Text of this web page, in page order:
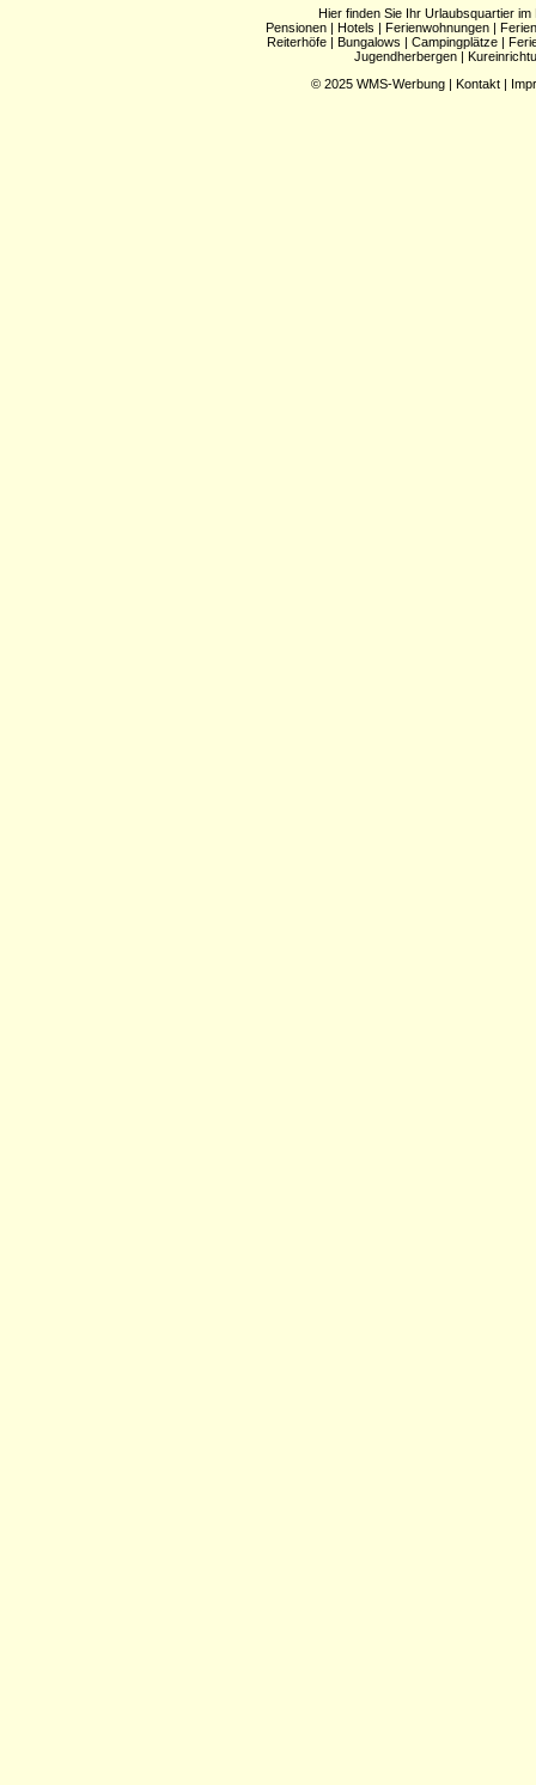
Hier finden Sie Ihr Urlaubsquartier im
Pensionen| Hotels | Ferienwohnungen|
Reiterhöfe | Bungalows | Campingplätze |
Jugendherbergen |
© 2025 WMS-Werbung | Kontakt |